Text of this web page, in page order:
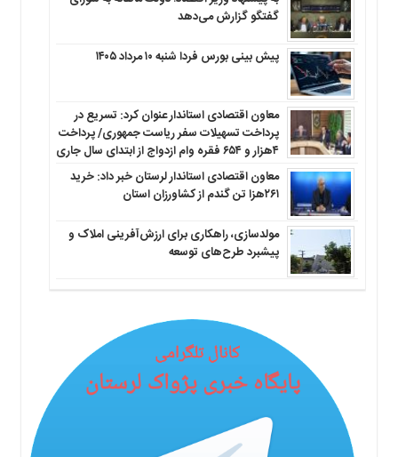
گفتگو گزارش می‌دهد
پیش بینی بورس فردا شنبه ۱۰ مرداد ۱۴۰۵
معاون اقتصادی استاندار عنوان کرد: تسریع در
پرداخت تسهیلات سفر ریاست جمهوری/ پرداخت
۴هزار و ۶۵۴ فقره وام ازدواج از ابتدای سال جاری
معاون اقتصادی استاندار لرستان خبر داد: خرید
۲۶۱هزا تن گندم از کشاورزان استان
مولدسازی، راهکاری برای ارزش‌آفرینی املاک و
پیشبرد طرح‌های توسعه